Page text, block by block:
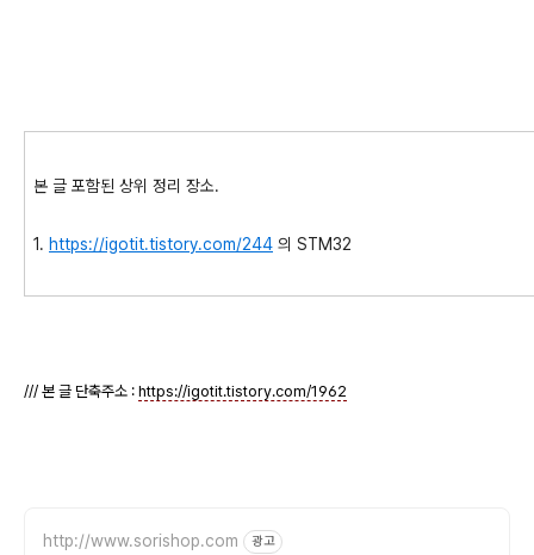
본 글 포함된 상위 정리 장소.
1. https://igotit.tistory.com/244 의 STM32
/// 본 글 단축주소 : https://igotit.tistory.com/1962
http://www.sorishop.com 광고